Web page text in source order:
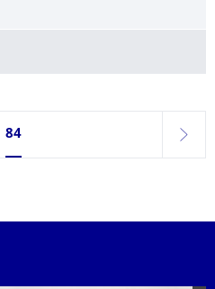
Seite 84, aktuell ausgewählt
84
weiter